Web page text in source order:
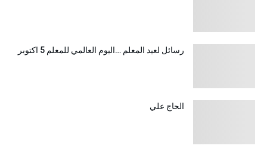
رسائل لعيد المعلم …اليوم العالمي للمعلم 5 اكتوبر
الحاج علي